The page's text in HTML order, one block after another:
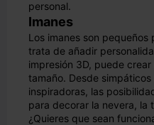
personal.
Imanes
Los imanes son
trata de añadir
impresión 3D, puede
tamaño. Desde
inspiradoras, las
para decorar la nevera, la
¿Quieres que sean